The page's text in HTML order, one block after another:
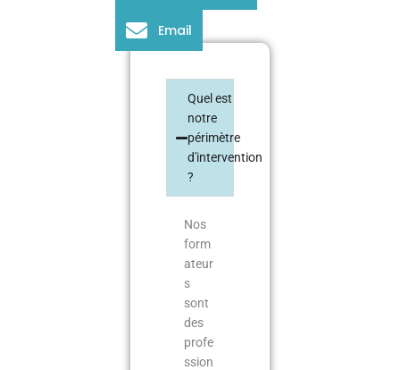
Quel est
notre
périmètre
d'intervention
?
Nos
form
ateur
s
sont
des
profe
ssion
Email